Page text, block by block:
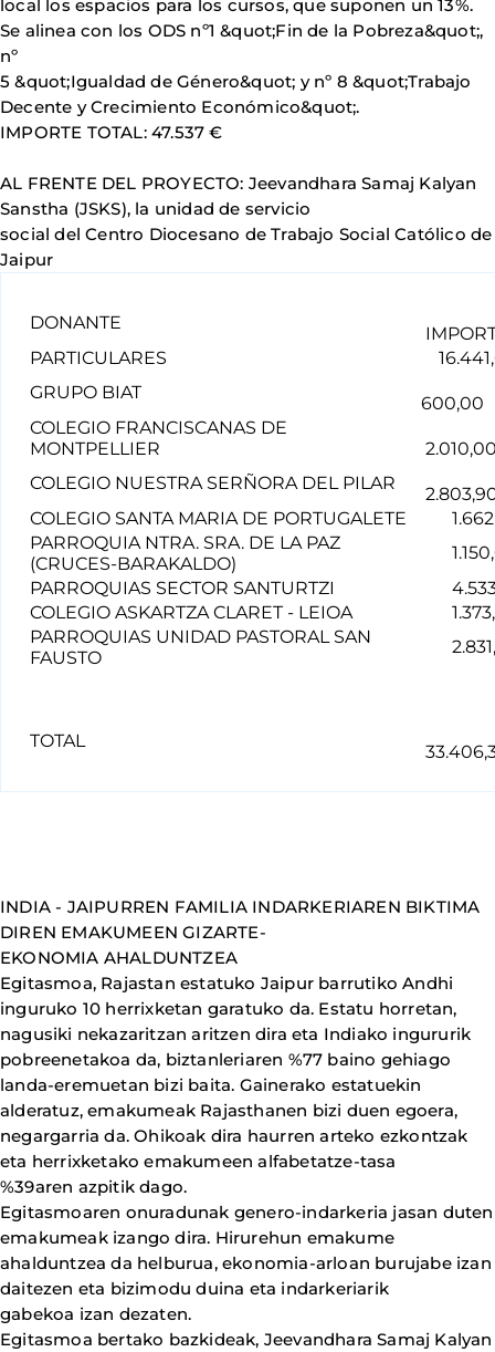
local los espacios para los cursos, que suponen un 13%.
Se alinea con los ODS nº1 &quot;Fin de la Pobreza&quot;,
nº
5 &quot;Igualdad de Género&quot; y nº 8 &quot;Trabajo
Decente y Crecimiento Económico&quot;.
IMPORTE TOTAL: 47.537 €
AL FRENTE DEL PROYECTO: Jeevandhara Samaj Kalyan
Sanstha (JSKS), la unidad de servicio
social del Centro Diocesano de Trabajo Social Católico de
Jaipur
DONANTE
PARTICULARES
GRUPO BIAT
600,00
COLEGIO FRANCISCANAS DE
MONTPELLIER
COLEGIO NUESTRA SERÑORA DEL PILAR
COLEGIO SANTA MARIA DE PORTUGALETE
PARROQUIA NTRA. SRA. DE LA PAZ
(CRUCES-BARAKALDO)
PARROQUIAS SECTOR SANTURTZI
COLEGIO ASKARTZA CLARET - LEIOA
PARROQUIAS UNIDAD PASTORAL SAN
FAUSTO
TOTAL
INDIA - JAIPURREN FAMILIA INDARKERIAREN BIKTIMA
DIREN EMAKUMEEN GIZARTE-
EKONOMIA AHALDUNTZEA
Egitasmoa, Rajastan estatuko Jaipur barrutiko Andhi
inguruko 10 herrixketan garatuko da. Estatu horretan,
nagusiki nekazaritzan aritzen dira eta Indiako ingururik
pobreenetakoa da, biztanleriaren %77 baino gehiago
landa-eremuetan bizi baita. Gainerako estatuekin
alderatuz, emakumeak Rajasthanen bizi duen egoera,
negargarria da. Ohikoak dira haurren arteko ezkontzak
eta herrixketako emakumeen alfabetatze-tasa
%39aren azpitik dago.
Egitasmoaren onuradunak genero-indarkeria jasan duten
emakumeak izango dira. Hirurehun emakume
ahalduntzea da helburua, ekonomia-arloan burujabe izan
daitezen eta bizimodu duina eta indarkeriarik
gabekoa izan dezaten.
Egitasmoa bertako bazkideak, Jeevandhara Samaj Kalyan